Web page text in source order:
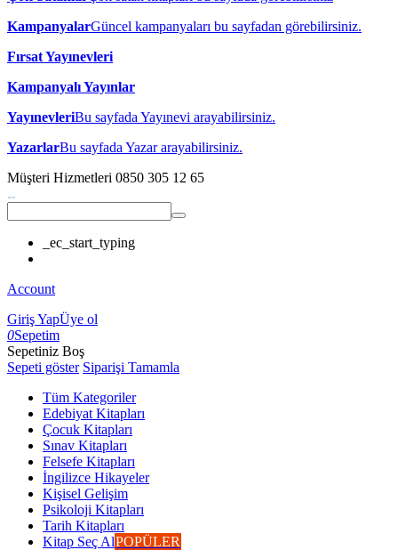
KampanyalarGüncel kampanyaları bu sayfadan görebilirsiniz.
Fırsat Yayınevleri
Kampanyalı Yayınlar
YayınevleriBu sayfada Yayınevi arayabilirsiniz.
YazarlarBu sayfada Yazar arayabilirsiniz.
Müşteri Hizmetleri 0850 305 12 65
_ec_start_typing
Account
Giriş YapÜye ol
0Sepetim
Sepetiniz Boş
Sepeti göster Siparişi Tamamla
Tüm Kategoriler
Edebiyat Kitapları
Çocuk Kitapları
Sınav Kitapları
Felsefe Kitapları
İngilizce Hikayeler
Kişisel Gelişim
Psikoloji Kitapları
Tarih Kitapları
Kitap Seç AlPOPÜLER